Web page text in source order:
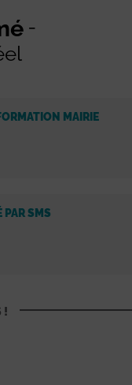
MAIRIE
PAR SMS
!